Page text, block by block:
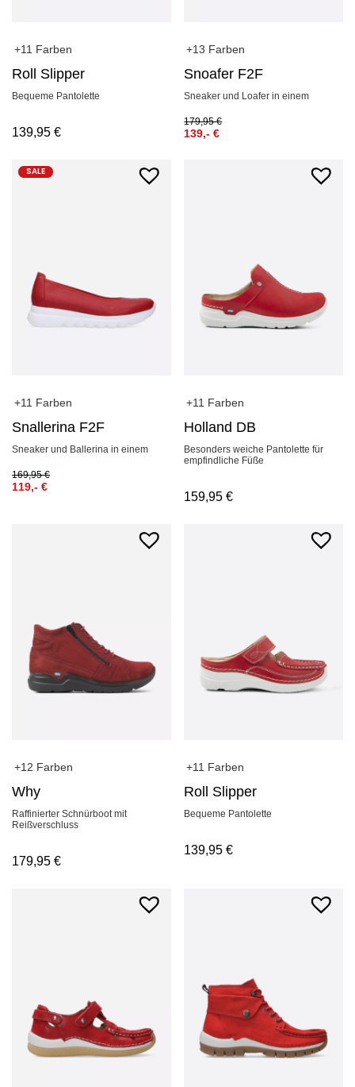
+11 Farben
Roll Slipper
Bequeme Pantolette
139,95 €
+13 Farben
Snoafer F2F
Sneaker und Loafer in einem
179,95€
139,-€
SALE
+11 Farben
Snallerina F2F
Sneaker und Ballerina in einem
169,95€
119,- €
+11 Farben
Holland DB
Besonders weiche Pantolette für
empfindliche Füße
159,95€
+12 Farben
Why
Raffinierter Schnürboot mit
Reißverschluss
179,95 €
+11 Farben
Roll Slipper
Bequeme Pantolette
139,95€